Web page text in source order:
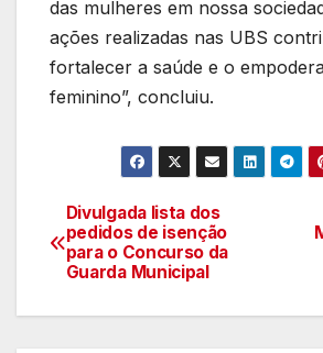
das mulheres em nossa
ações realizadas nas UBS
fortalecer a saúde e o
feminino”, concluiu.
Navegação
de
artigos
Divulgada lista dos
pedidos de isenção
para o Concurso da
Guarda Municipal